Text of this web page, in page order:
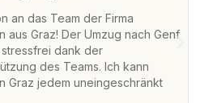
an das Team der Firma
aus Graz! Der Umzug nach Genf
dank der
des Teams. Ich kann
Graz jedem uneingeschränkt